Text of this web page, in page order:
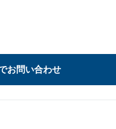
お問い合わせ